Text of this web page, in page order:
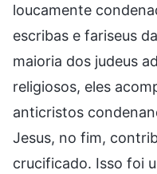
loucamente
escribas e fariseus
maioria dos judeus
religiosos, eles
anticristos
Jesus, no fim,
crucificado. Isso foi